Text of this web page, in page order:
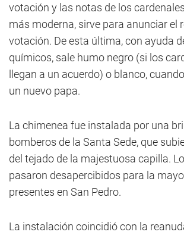
votación y las notas de los
más moderna, sirve para anunciar el
votación. De esta última, con ayuda
químicos, sale humo negro (si los
llegan a un acuerdo) o blanco,
un nuevo papa.
La chimenea fue instalada por una
bomberos de la Santa Sede, que
del tejado de la majestuosa capilla.
pasaron desapercibidos para la
presentes en San Pedro.
La instalación coincidió con la